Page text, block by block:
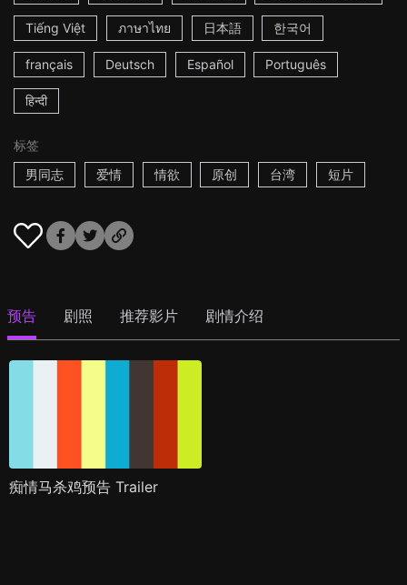
Tiếng Việt ภาษาไทย 日本語 한국어
français Deutsch Español Português
हिन्दी
标签
男同志
爱情 情欲 原创 台湾 短片
预告 剧照 推荐影片 剧情介绍
痴情马杀鸡预告 Trailer